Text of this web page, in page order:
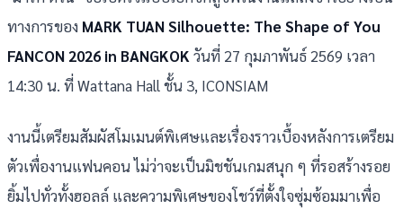
ทางการของ MARK TUAN Silhouette: The Shape of You
FANCON 2026 in BANGKOKวันที่ 27 กุมภาพันธ์ 2569 เวลา
14:30 น. ที่ Wattana Hall ชั้น 3, ICONSIAM
งานนี้เตรียมสัมผัสโมเมนต์พิเศษและเรื่องราวเบื้องหลังการเตรียม
ตัวเพื่องานแฟนคอน ไม่ว่าจะเป็นมิชชันเกมสนุก ๆ ที่รอสร้างรอย
ยิ้มไปทั่วทั้งฮอลล์ และความพิเศษของโชว์ที่ตั้งใจซุ่มซ้อมมาเพื่อ